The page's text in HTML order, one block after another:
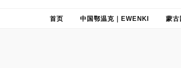
首页 中国鄂温克｜EWENKI 蒙古